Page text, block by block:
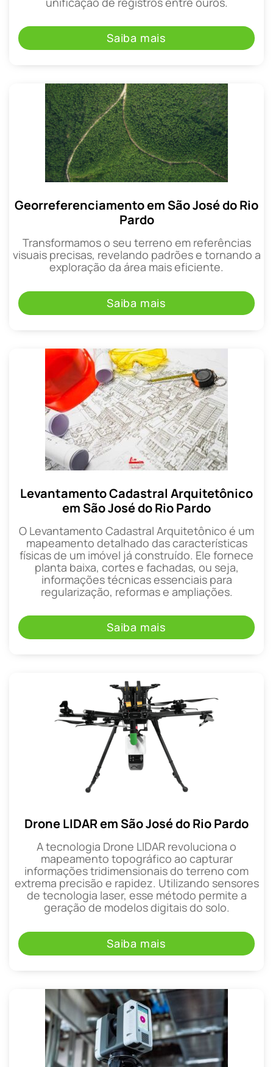
Saiba mais
Georreferenciamento em São José do Rio
Pardo
Transformamos o seu terreno em referências
visuais precisas, revelando padrões e tornando a
exploração da área mais eficiente.
Saiba mais
Levantamento Cadastral Arquitetônico
em São José do Rio Pardo
O Levantamento Cadastral Arquitetônico é um
mapeamento detalhado das características
físicas de um imóvel já construído. Ele fornece
planta baixa, cortes e fachadas, ou seja,
informações técnicas essenciais para
regularização, reformas e ampliações.
Saiba mais
Drone LIDAR em São José do Rio Pardo
A tecnologia Drone LIDAR revoluciona o
mapeamento topográfico ao capturar
informações tridimensionais do terreno com
extrema precisão e rapidez. Utilizando sensores
de tecnologia laser, esse método permite a
geração de modelos digitais do solo.
Saiba mais